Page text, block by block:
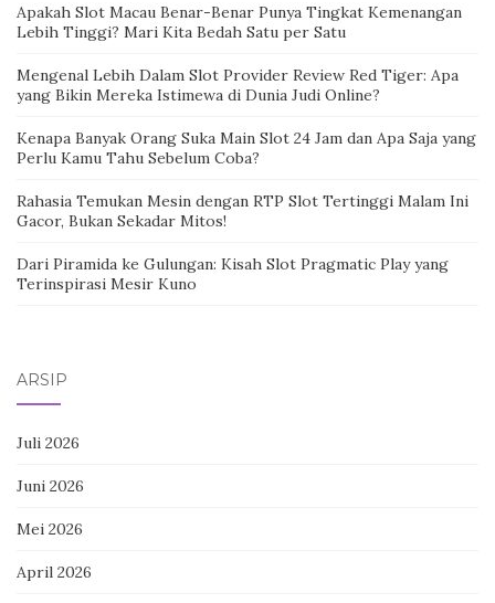
Apakah Slot Macau Benar-Benar Punya Tingkat Kemenangan
Lebih Tinggi? Mari Kita Bedah Satu per Satu
Mengenal Lebih Dalam Slot Provider Review Red Tiger: Apa
yang Bikin Mereka Istimewa di Dunia Judi Online?
Kenapa Banyak Orang Suka Main Slot 24 Jam dan Apa Saja yang
Perlu Kamu Tahu Sebelum Coba?
Rahasia Temukan Mesin dengan RTP Slot Tertinggi Malam Ini
Gacor, Bukan Sekadar Mitos!
Dari Piramida ke Gulungan: Kisah Slot Pragmatic Play yang
Terinspirasi Mesir Kuno
ARSIP
Juli 2026
Juni 2026
Mei 2026
April 2026